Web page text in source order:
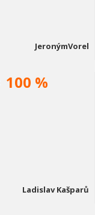
JeronýmVorel
100 %
Ladislav Kašparů